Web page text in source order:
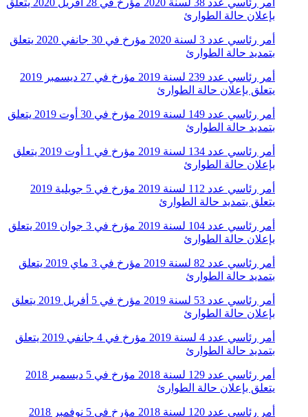
أمر رئاسي عدد 38 لسنة 2020 مؤرخ في 28 أفريل 2020 يتعلق
بإعلان حالة الطوارئ
أمر رئاسي عدد 3 لسنة 2020 مؤرخ في 30 جانفي 2020 يتعلق
بتمديد حالة الطوارئ
أمر رئاسي عدد 239 لسنة 2019 مؤرخ في 27 ديسمبر 2019
يتعلق بإعلان حالة الطوارئ
أمر رئاسي عدد 149 لسنة 2019 مؤرخ في 30 أوت 2019 يتعلق
بتمديد حالة الطوارئ
أمر رئاسي عدد 134 لسنة 2019 مؤرخ في 1 أوت 2019 يتعلق
بإعلان حالة الطوارئ
أمر رئاسي عدد 112 لسنة 2019 مؤرخ في 5 جويلية 2019
يتعلق بتمديد حالة الطوارئ
أمر رئاسي عدد 104 لسنة 2019 مؤرخ في 3 جوان 2019 يتعلق
بإعلان حالة الطوارئ
أمر رئاسي عدد 82 لسنة 2019 مؤرخ في 3 ماي 2019 يتعلق
بتمديد حالة الطوارئ
أمر رئاسي عدد 53 لسنة 2019 مؤرخ في 5 أفريل 2019 يتعلق
بإعلان حالة الطوارئ
أمر رئاسي عدد 4 لسنة 2019 مؤرخ في 4 جانفي 2019 يتعلق
بتمديد حالة الطوارئ
أمر رئاسي عدد 129 لسنة 2018 مؤرخ في 5 ديسمبر 2018
يتعلق بإعلان حالة الطوارئ
أمر رئاسي عدد 120 لسنة 2018 مؤرخ في 5 نوفمبر 2018